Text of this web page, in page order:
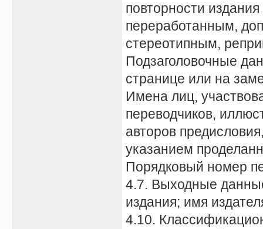
повторности
переработанным,
стереотипным,
Подзаголовочные
странице или на
Имена лиц,
переводчиков,
авторов
указанием
Порядковый номер
4.7. Выходные
издания; имя
4.10.